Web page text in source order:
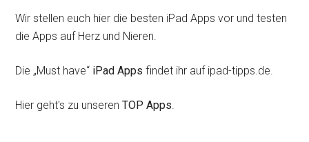
Wir stellen euch hier die besten iPad Apps vor und testen
die Apps auf Herz und Nieren.
Die „Must have“ iPad Apps findet ihr auf ipad-tipps.de.
Hier geht's zu unserenTOP Apps.